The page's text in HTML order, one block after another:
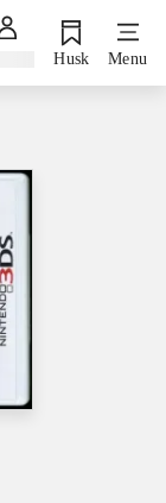
Husk Menu